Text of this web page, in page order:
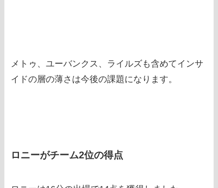
メトゥ、ユーバンクス、ライルズも含めてインサ
イドの層の薄さは今後の課題になります。
ロニーがチーム2位の得点